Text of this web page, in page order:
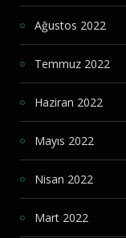
Ağustos 2022
Temmuz 2022
Haziran 2022
Mayıs 2022
Nisan 2022
Mart 2022